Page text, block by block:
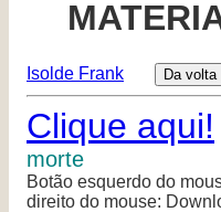
Isolde Frank
Clique aqui!
morte
Botão esquerdo do
direito do mouse: